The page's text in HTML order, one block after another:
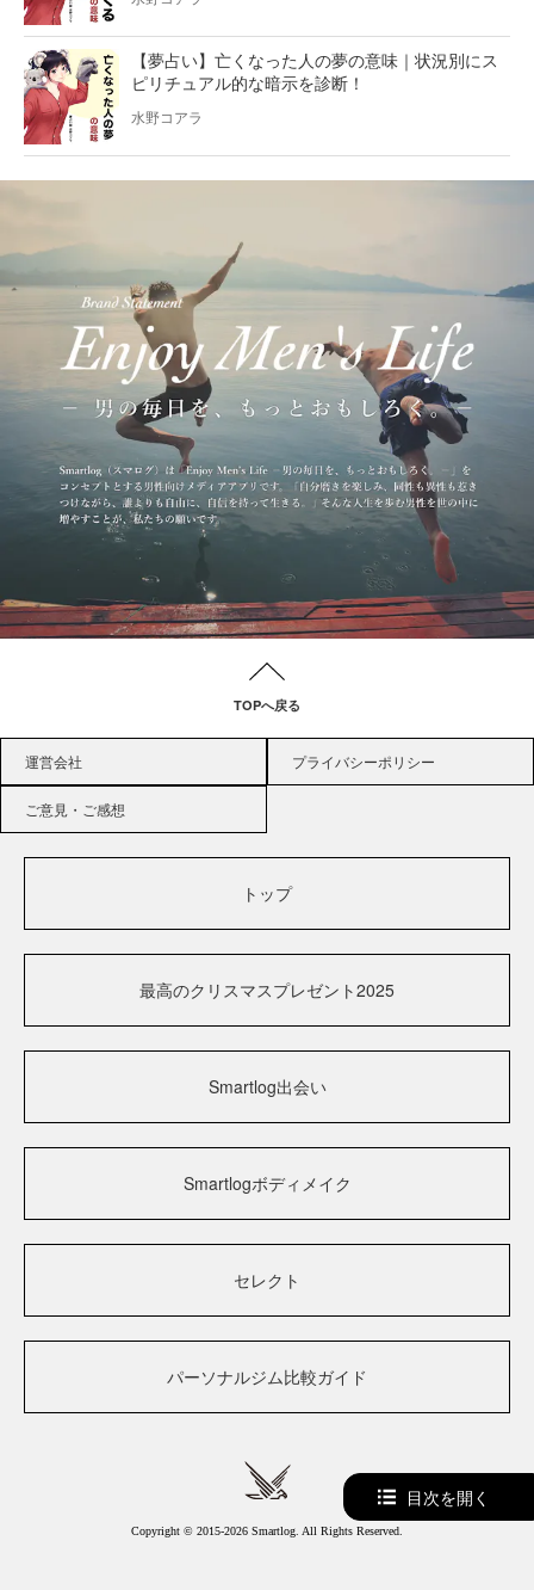
【夢占い】亡くなった人の夢の意味｜状況別にス
ピリチュアル的な暗示を診断！
水野コアラ
TOPへ戻る
運営会社 プライバシーポリシー
ご意見・ご感想
トップ
最高のクリスマスプレゼント2025
Smartlog出会い
Smartlogボディメイク
セレクト
パーソナルジム比較ガイド
Copyright © 2015-2026 Smartlog. All Rights Reserved.
目次を開く